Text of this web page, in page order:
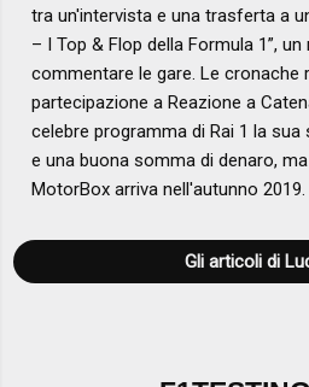
tra un'intervista e una trasferta a
– I Top & Flop della Formula 1”,
commentare le gare. Le cronache
partecipazione a Reazione a
celebre programma di Rai 1 la
e una buona somma di denaro,
MotorBox arriva nell'autunno 2019.
Gli articoli di